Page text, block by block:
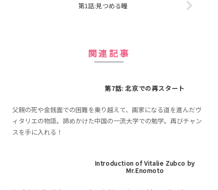
第1話:見つめる瞳
関連記事
第7話: 北京での再スタート
父親の死や金銭面での困難を乗り越えて、画家になる道を進んだヴ
ィタリエの物語。諦めかけた中国の一流大学での勉学。再びチャン
スを手に入れる！
Introduction of Vitalie Zubco by
Mr.Enomoto